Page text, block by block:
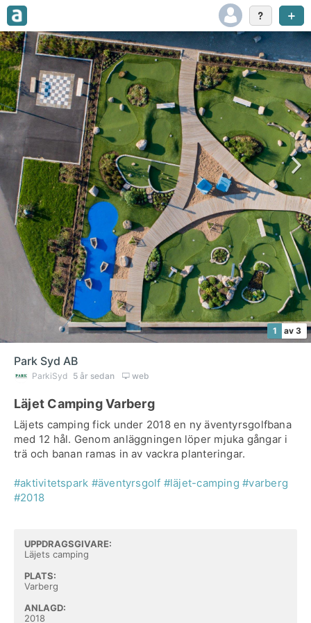
1 av 3
Park Syd AB
ParkiSyd 5 år sedan web
Läjet Camping Varberg
Läjets camping fick under 2018 en ny äventyrsgolfbana
med 12 hål. Genom anläggningen löper mjuka gångar i
trä och banan ramas in av vackra planteringar.
#aktivitetspark #äventyrsgolf #läjet-camping #varberg
#2018
UPPDRAGSGIVARE:
Läjets camping
PLATS:
Varberg
ANLAGD:
2018